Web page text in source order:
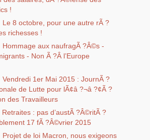
!
Le 8 octobre, pour une autre rÃ ?
richesses !
Hommage aux naufragÃ ?Â©s -
- Non Ã ?Â l’Europe
Vendredi 1er Mai 2015 : JournÃ ?
de Lutte pour lÃ¢â ?¬â ?¢Ã ?
des Travailleurs
Retraites : pas d’austÃ ?Â©ritÃ ?
17 fÃ ?Â©vrier 2015
Projet de loi Macron, nous exigeons